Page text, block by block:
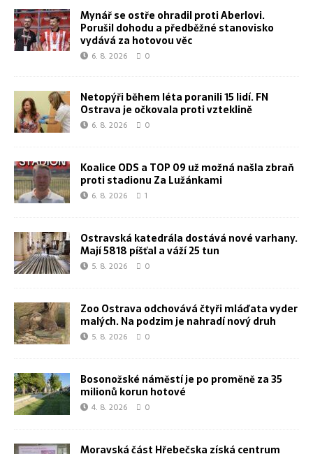
Mynář se ostře ohradil proti Aberlovi.
Porušil dohodu a předběžné stanovisko
vydává za hotovou věc
6. 8. 2026 0
Netopýři během léta poranili 15 lidí. FN
Ostrava je očkovala proti vzteklině
6. 8. 2026 0
Koalice ODS a TOP 09 už možná našla zbraň
proti stadionu Za Lužánkami
6. 8. 2026 1
Ostravská katedrála dostává nové varhany.
Mají 5818 píšťal a váží 25 tun
5. 8. 2026 0
Zoo Ostrava odchovává čtyři mláďata vyder
malých. Na podzim je nahradí nový druh
5. 8. 2026 0
Bosonožské náměstí je po proměně za 35
milionů korun hotové
4. 8. 2026 0
Moravská část Hřebečska získá centrum